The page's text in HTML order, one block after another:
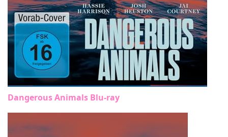
Dangerous Animals Blu-ray